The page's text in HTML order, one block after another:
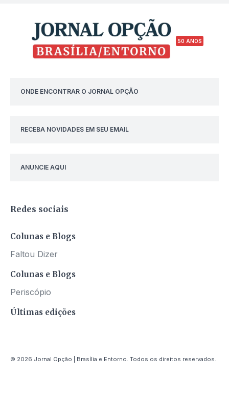
50 ANOS
ONDE ENCONTRAR O JORNAL OPÇÃO
RECEBA NOVIDADES EM SEU EMAIL
ANUNCIE AQUI
Redes sociais
Colunas e Blogs
Faltou Dizer
Colunas e Blogs
Periscópio
Últimas edições
© 2026 Jornal Opção | Brasília e Entorno. Todos os direitos reservados.